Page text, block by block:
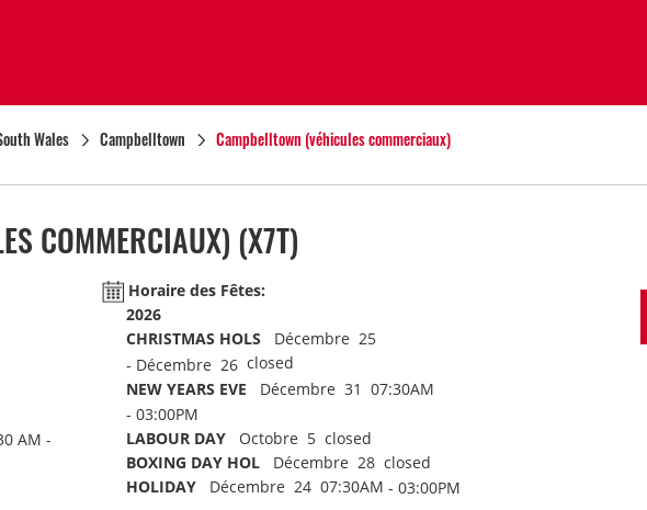
Wales Campbelltown Campbelltown (véhicules commerciaux)
COMMERCIAUX) (X7T)
AM -
Horaire des Fêtes:
2026
CHRISTMAS HOLS Décembre 25
- Décembre 26closed
NEW YEARS EVE Décembre 31 07:30AM
- 03:00PM
LABOUR DAYOctobre 5 closed
BOXING DAY HOLDécembre 28 closed
HOLIDAYDécembre 24 07:30AM - 03:00PM